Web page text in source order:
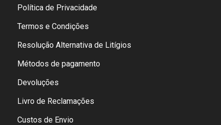
Política de Privacidade
Termos e Condições
Resolução Alternativa de Litígios
Métodos de pagamento
Devoluções
Livro de Reclamações
Custos de Envio